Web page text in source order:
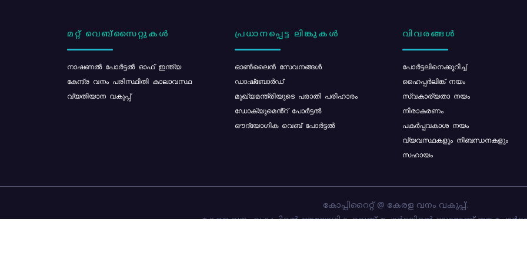
മറ്റ് വെബ്സൈറ്റുകൾ
നാഷണൽ പോർട്ടൽ ഓഫ് ഇന്ത്യ
കേന്ദ്ര വനം പരിസ്ഥിതി കാലാവസ്ഥ
വ്യതിയാന വകുപ്പ്
പ്രധാനപ്പെട്ട ലിങ്കുകൾ
ഓൺലൈൻ സേവനങ്ങൾ
ഡാഷ്ബോർഡ്
മുഖ്യമന്ത്രിയുടെ പരാതി പരിഹാരം
ഡോക്യുമെൻ്റ് പോർട്ടൽ
ഔദ്യോഗിക വെബ് പോർട്ടൽ
വിവരങ്ങൾ
പോര്‍ട്ടലിനെക്കുറിച്ച്
ഹൈപ്പർലിങ്ക് നയം
സ്വകാര്യതാ നയം
നിരാകരണം
പകർപ്പവകാശ നയം
വ്യവസ്ഥകളും നിബന്ധനകളും
സഹായം
കോപ്പിറൈറ്റ് @ കേരള വനം വകുപ്പ്.
കേരള വനം വകുപ്പിന്റെ ഔദ്യോഗിക വെബ്-പോർട്ടലിന്റെ ഭാഗമാണ് ഈ